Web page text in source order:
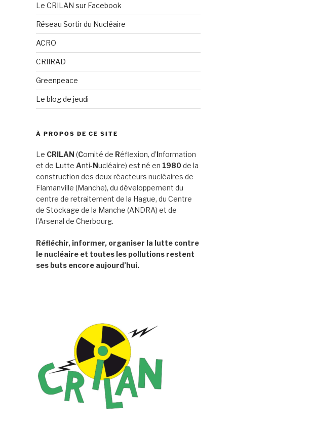
Le CRILAN sur Facebook
Réseau Sortir du Nucléaire
ACRO
CRIIRAD
Greenpeace
Le blog de jeudi
À PROPOS DE CE SITE
Le CRILAN (Comité de Réflexion, d’Information
et de Lutte Anti-Nucléaire) est né en 1980de la
construction des deux réacteurs nucléaires de
Flamanville (Manche), du développement du
centre de retraitement de la Hague, du Centre
de Stockage de la Manche (ANDRA) et de
l’Arsenal de Cherbourg.
Réfléchir, informer, organiser la lutte contre
le nucléaire et toutes les pollutions restent
ses buts encore aujourd’hui.